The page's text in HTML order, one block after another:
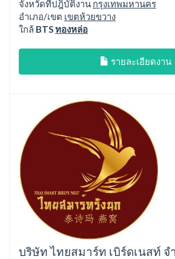
จังหวัดที่ปฎิบัติงาน กรุงเทพมหานคร
อำเภอ/เขต เขตห้วยขวาง
ใกล้ BTSทองหล่อ
รายละเอียดงาน
บริษัท ไทยสมาร์ท เบิร์ดเนสท์ จ